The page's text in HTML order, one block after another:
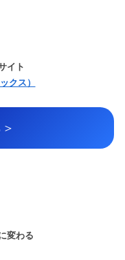
イト
クス）
変わる